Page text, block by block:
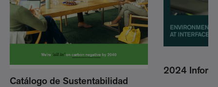
Catálogo de Sustentabilidad
2024